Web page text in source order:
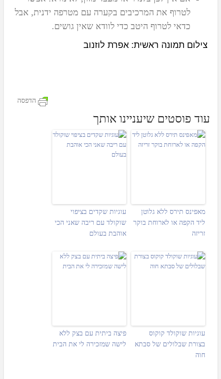
לטרוף את המרכיבים בקערה עם מטרפה ידנית, אבל
כדאי לטרוף היטב כדי לוודא שאין גושים.
צילום תמונה ראשית: אפרת לוזנוב
הדפסה
עוד פוסטים שיעניינו אותך
מאפינס תירס ללא גלוטן
ליד הקפה או לארוחת בוקר
זריזה
עוגיות שקדים בציפוי
שוקולד עם ריבה שאני הכי
אוהבת בעולם
עוגיות שוקולד קוקוס
בצורת שבלולים של סבתא
חוה
פיצה ביתית עם בצק ללא
לישה שמזכירה לי את הבית